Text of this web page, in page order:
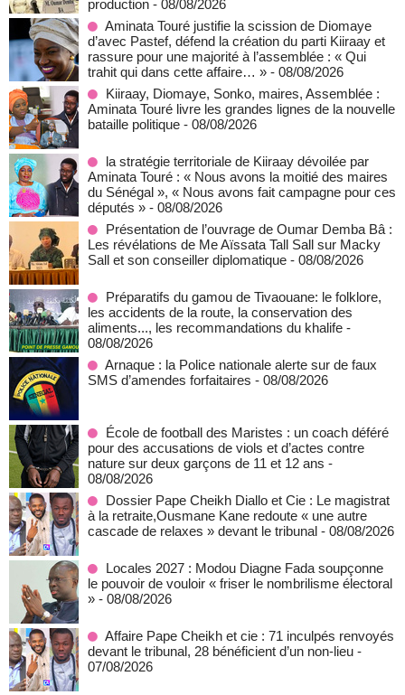
production - 08/08/2026
Aminata Touré justifie la scission de Diomaye
d’avec Pastef, défend la création du parti Kiiraay et
rassure pour une majorité à l’assemblée : « Qui
trahit qui dans cette affaire… » - 08/08/2026
Kiiraay, Diomaye, Sonko, maires, Assemblée :
Aminata Touré livre les grandes lignes de la nouvelle
bataille politique - 08/08/2026
la stratégie territoriale de Kiiraay dévoilée par
Aminata Touré : « Nous avons la moitié des maires
du Sénégal », « Nous avons fait campagne pour ces
députés » - 08/08/2026
Présentation de l’ouvrage de Oumar Demba Bâ :
Les révélations de Me Aïssata Tall Sall sur Macky
Sall et son conseiller diplomatique - 08/08/2026
Préparatifs du gamou de Tivaouane: le folklore,
les accidents de la route, la conservation des
aliments..., les recommandations du khalife -
08/08/2026
Arnaque : la Police nationale alerte sur de faux
SMS d’amendes forfaitaires - 08/08/2026
École de football des Maristes : un coach déféré
pour des accusations de viols et d’actes contre
nature sur deux garçons de 11 et 12 ans -
08/08/2026
Dossier Pape Cheikh Diallo et Cie : Le magistrat
à la retraite,Ousmane Kane redoute « une autre
cascade de relaxes » devant le tribunal - 08/08/2026
Locales 2027 : Modou Diagne Fada soupçonne
le pouvoir de vouloir « friser le nombrilisme électoral
» - 08/08/2026
Affaire Pape Cheikh et cie : 71 inculpés renvoyés
devant le tribunal, 28 bénéficient d’un non-lieu -
07/08/2026